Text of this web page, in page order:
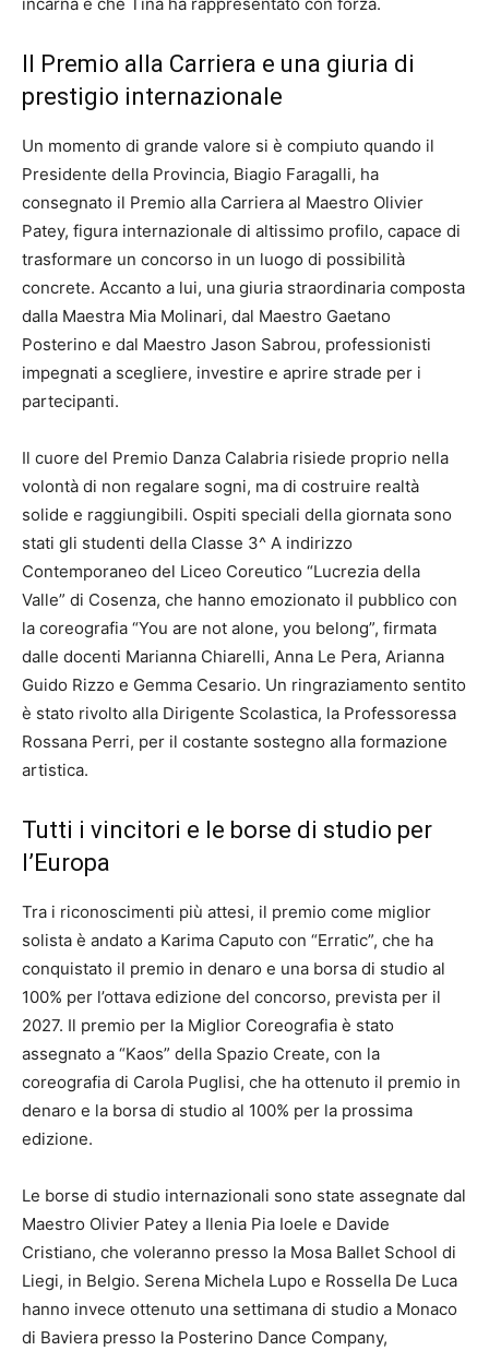
Il Premio alla Carriera e una giuria di
prestigio internazionale
Un momento di grande valore si è compiuto quando il
Presidente della Provincia, Biagio Faragalli, ha
consegnato il Premio alla Carriera al Maestro Olivier
Patey, figura internazionale di altissimo profilo, capace di
trasformare un concorso in un luogo di possibilità
concrete. Accanto a lui, una giuria straordinaria composta
dalla Maestra Mia Molinari, dal Maestro Gaetano
Posterino e dal Maestro Jason Sabrou, professionisti
impegnati a scegliere, investire e aprire strade per i
partecipanti.
Il cuore del Premio Danza Calabria risiede proprio nella
volontà di non regalare sogni, ma di costruire realtà
solide e raggiungibili. Ospiti speciali della giornata sono
stati gli studenti della Classe 3^ A indirizzo
Contemporaneo del Liceo Coreutico “Lucrezia della
Valle” di Cosenza, che hanno emozionato il pubblico con
la coreografia “You are not alone, you belong”, firmata
dalle docenti Marianna Chiarelli, Anna Le Pera, Arianna
Guido Rizzo e Gemma Cesario. Un ringraziamento sentito
è stato rivolto alla Dirigente Scolastica, la Professoressa
Rossana Perri, per il costante sostegno alla formazione
artistica.
Tutti i vincitori e le borse di studio per
l’Europa
Tra i riconoscimenti più attesi, il premio come miglior
solista è andato a Karima Caputo con “Erratic”, che ha
conquistato il premio in denaro e una borsa di studio al
100% per l’ottava edizione del concorso, prevista per il
2027. Il premio per la Miglior Coreografia è stato
assegnato a “Kaos” della Spazio Create, con la
coreografia di Carola Puglisi, che ha ottenuto il premio in
denaro e la borsa di studio al 100% per la prossima
edizione.
Le borse di studio internazionali sono state assegnate dal
Maestro Olivier Patey a Ilenia Pia Ioele e Davide
Cristiano, che voleranno presso la Mosa Ballet School di
Liegi, in Belgio. Serena Michela Lupo e Rossella De Luca
hanno invece ottenuto una settimana di studio a Monaco
di Baviera presso la Posterino Dance Company,